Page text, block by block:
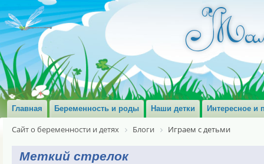
Главная Беременность и роды Наши детки Интересное и
Сайт о беременности и детях Блоги Играем с детьми
Меткий стрелок